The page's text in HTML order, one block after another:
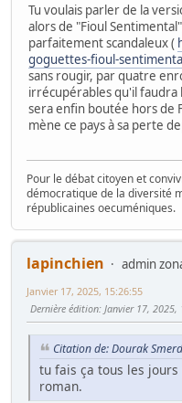
Tu voulais parler de la
alors de "Fioul
parfaitement scandaleux (
goguettes-fioul-
sans rougir, par quatre
irrécupérables qu'il faudra
sera enfin boutée hors de
mène ce pays à sa perte
Pour le débat citoyen et
démocratique de la diversité
républicaines oecuméniques.
lapinchien
admin
Janvier 17, 2025, 15:26:55
Dernière édition: Janvier 17,
Citation de: Dourak
tu fais ça tous les
roman.